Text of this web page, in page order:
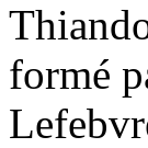
formé